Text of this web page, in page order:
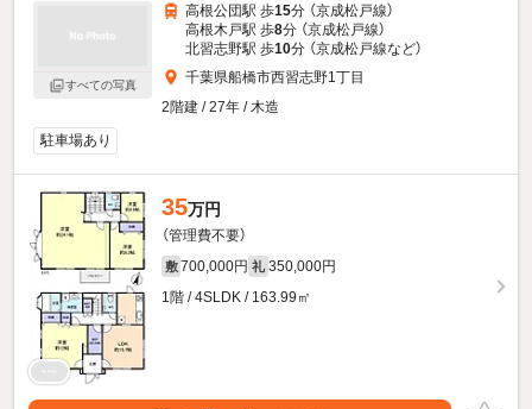
すべての写真
高根公団駅 歩15分 （京成松戸線）
高根木戸駅 歩8分 （京成松戸線）
北習志野駅 歩10分 （京成松戸線など）
千葉県船橋市西習志野1丁目
2階建 / 27年 / 木造
駐車場あり
35万円
（管理費不要）
敷 700,000円 礼 350,000円
1階 / 4SLDK / 163.99㎡